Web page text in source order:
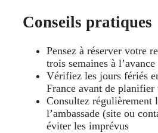
Conseils pratiques
Pensez à réserver votre
trois semaines à l’avance
Vérifiez les jours fériés
France avant de planifier
Consultez régulièrement
l’ambassade (site ou
éviter les imprévus